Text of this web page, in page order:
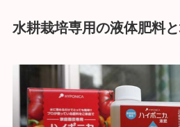
水耕栽培専用の液体肥料